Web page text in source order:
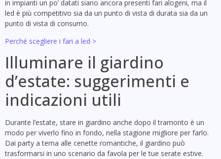
in impianti un po’ datati siano ancora presenti fari alogeni, ma il
led è più competitivo sia da un punto di vista di durata sia da un
punto di vista di consumo.
Perché scegliere i fari a led >
Illuminare il giardino
d’estate: suggerimenti e
indicazioni utili
Durante l’estate, stare in giardino anche dopo il tramonto è un
modo per viverlo fino in fondo, nella stagione migliore per farlo.
Dai party a tema alle cenette romantiche, il giardino può
trasformarsi in uno scenario da favola per le tue serate estive.